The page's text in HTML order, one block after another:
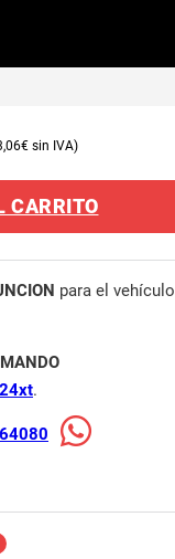
€
CARRITO
para el vehículo
MANDO
.